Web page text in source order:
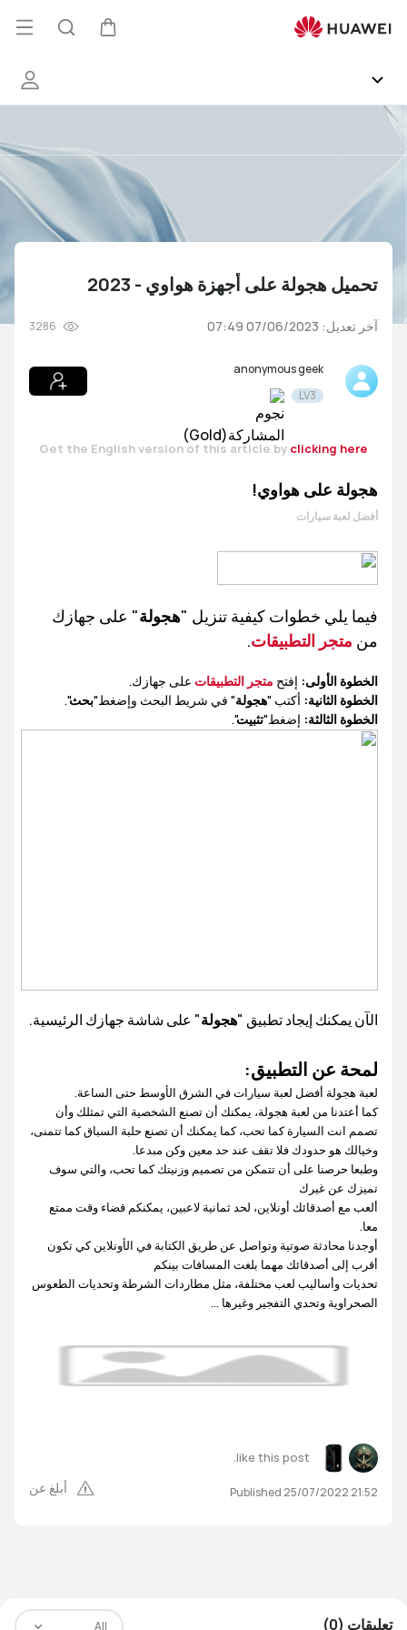
هجولة
أجهزة
فتح
HUAWEI Health
HUAWEI Services
معرض الصور
فاعليات
المسابقات والاخبار Lifestyle
المنتجات
HUAWEI MateBook D Series
HUAWEI MateBook Series
HUAWEI MateBook X Series
HUAWEI FreeBuds Series
HUAWEI FreeBuds 5i
HUAWEI FreeBuds Pro
عام
تحميل هجولة على أجهزة هواوي - 2023
آخر تعديل: 07/06/2023 07:49 3286
anonymous geek
LV3
Get the English version of this article by clicking here
هجولة على هواوي!
​أفضل لعبة سيارات
فيما يلي خطوات كيفية تنزيل "هجولة" على جهازك
من متجر التطبيقات.
الخطوة الأولى: إفتح متجر التطبيقات على جهازك.
الخطوة الثانية: أكتب "هجولة" في شريط البحث وإضغط"بحث".
الخطوة الثالثة: إضغط"تثبيت".
الآن يمكنك إيجاد تطبيق "هجولة" على شاشة جهازك الرئيسية.
لمحة عن التطبيق:
لعبة هجولة أفضل لعبة سيارات في الشرق الأوسط حتى الساعة.
كما أعتدنا من لعبة هجولة، يمكنك أن تصنع الشخصية التي تمثلك وأن
تصمم انت السيارة كما تحب، كما يمكنك أن تصنع حلبة السباق كما تتمنى،
وخيالك هو حدودك فلا تقف عند حد معين وكن مبدعا.
وطبعا حرصنا على أن تتمكن من تصميم وزنيتك كما تحب، والتي سوف
تميزك عن غيرك
ألعب مع أصدقائك أونلاين، لحد ثمانية لاعبين، يمكنكم قضاء وقت ممتع
معا.
أوجدنا محادثة صوتية وتواصل عن طريق الكتابة في الأونلاين كي تكون
أقرب إلى أصدقائك مهما بلغت المسافات بينكم
تحديات وأساليب لعب مختلفة، مثل مطاردات الشرطة وتحديات الطعوس
الصحراوية وتحدي التفجير وغيرها ...
like this post.
Published 25/07/2022 21:52 أبلغ عن
All تعليقات (0)